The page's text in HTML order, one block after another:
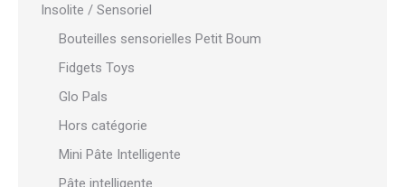
Insolite / Sensoriel
Bouteilles sensorielles Petit Boum
Fidgets Toys
Glo Pals
Hors catégorie
Mini Pâte Intelligente
Pâte intelligente